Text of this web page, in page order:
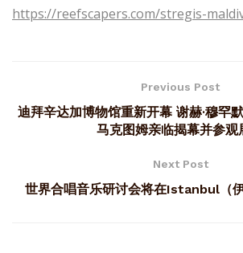
https://reefscapers.com/stregis-
Previous Post
迪拜辛达加博物馆重新开幕 谢赫·穆罕默
马克图姆亲临揭幕并参观
Next Post
世界合唱音乐研讨会将在Istanbul（